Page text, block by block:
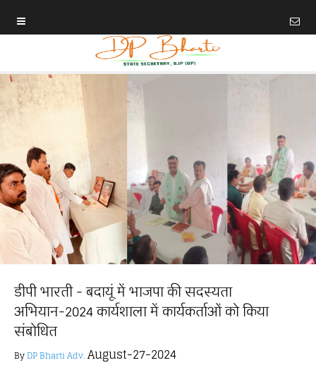
डीपी भारती - बदायूं में भाजपा की सदस्यता
अभियान-2024 कार्यशाला में कार्यकर्ताओं को किया
संबोधित
ByDP Bharti Adv.August-27-2024